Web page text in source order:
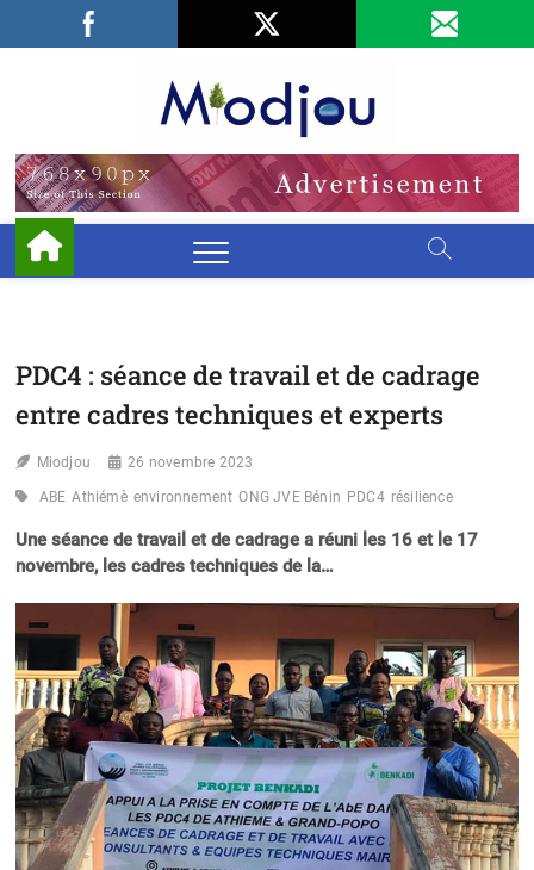
Facebook
LinkedIn
PDC4 : séance de travail et de cadrage
entre cadres techniques et experts
Miodjou 26 novembre 2023
ABE Athiémè environnement ONG JVE Bénin PDC4 résilience
Une séance de travail et de cadrage a réuni les 16 et le 17
novembre, les cadres techniques de la…